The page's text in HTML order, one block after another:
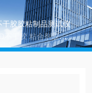
干胶胶粘制品测试仪
不干胶 粘合剂胶体